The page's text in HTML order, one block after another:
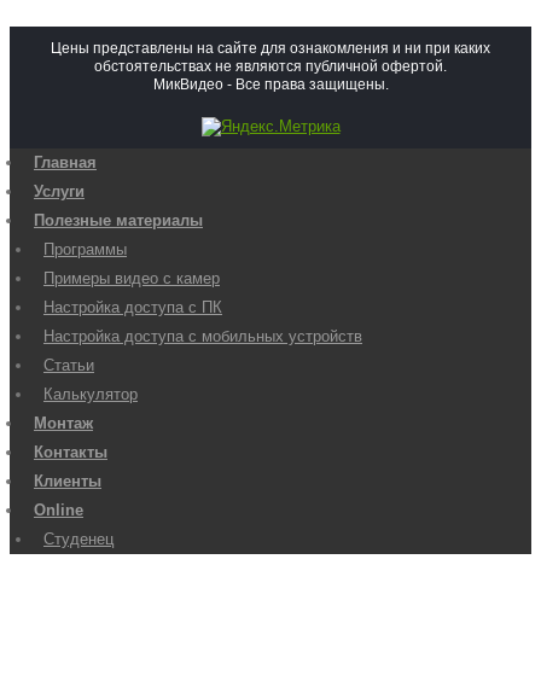
Цены представлены на сайте для ознакомления и ни при каких
обстоятельствах не являются публичной офертой.
МикВидео - Все права защищены.
Главная
Услуги
Полезные материалы
Программы
Примеры видео с камер
Настройка доступа с ПК
Настройка доступа с мобильных устройств
Статьи
Калькулятор
Монтаж
Контакты
Клиенты
Online
Студенец